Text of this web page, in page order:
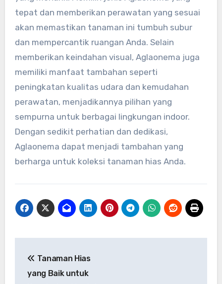
tepat dan memberikan perawatan yang sesuai
akan memastikan tanaman ini tumbuh subur
dan mempercantik ruangan Anda. Selain
memberikan keindahan visual, Aglaonema juga
memiliki manfaat tambahan seperti
peningkatan kualitas udara dan kemudahan
perawatan, menjadikannya pilihan yang
sempurna untuk berbagai lingkungan indoor.
Dengan sedikit perhatian dan dedikasi,
Aglaonema dapat menjadi tambahan yang
berharga untuk koleksi tanaman hias Anda.
pos
Tanaman Hias
yang Baik untuk